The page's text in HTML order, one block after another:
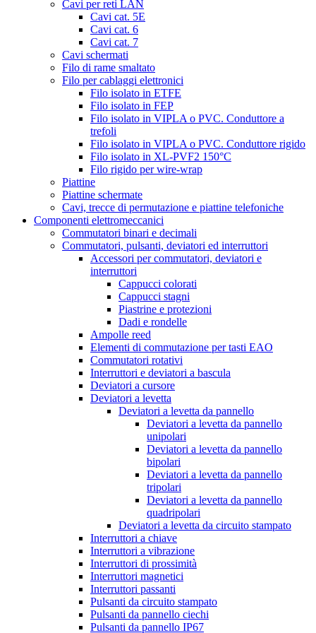
Cavi per reti LAN
Cavi cat. 5E
Cavi cat. 6
Cavi cat. 7
Cavi schermati
Filo di rame smaltato
Filo per cablaggi elettronici
Filo isolato in ETFE
Filo isolato in FEP
Filo isolato in VIPLA o PVC. Conduttore a
trefoli
Filo isolato in VIPLA o PVC. Conduttore rigido
Filo isolato in XL-PVF2 150°C
Filo rigido per wire-wrap
Piattine
Piattine schermate
Cavi, trecce di permutazione e piattine telefoniche
Componenti elettromeccanici
Commutatori binari e decimali
Commutatori, pulsanti, deviatori ed interruttori
Accessori per commutatori, deviatori e
interruttori
Cappucci colorati
Cappucci stagni
Piastrine e protezioni
Dadi e rondelle
Ampolle reed
Elementi di commutazione per tasti EAO
Commutatori rotativi
Interruttori e deviatori a bascula
Deviatori a cursore
Deviatori a levetta
Deviatori a levetta da pannello
Deviatori a levetta da pannello
unipolari
Deviatori a levetta da pannello
bipolari
Deviatori a levetta da pannello
tripolari
Deviatori a levetta da pannello
quadripolari
Deviatori a levetta da circuito stampato
Interruttori a chiave
Interruttori a vibrazione
Interruttori di prossimità
Interruttori magnetici
Interruttori passanti
Pulsanti da circuito stampato
Pulsanti da pannello ciechi
Pulsanti da pannello IP67